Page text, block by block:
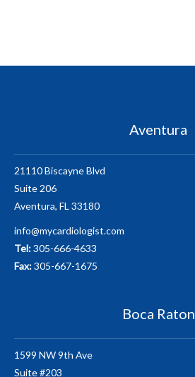
Aventura
21110 Biscayne Blvd
Suite 206
Aventura, FL 33180
info@mycardiologist.com
Tel:305-666-4633
Fax:305-667-1675
Boca Raton
1599 NW 9th Ave
Suite #203